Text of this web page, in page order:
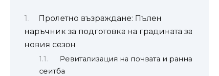
Пролетно възраждане: Пълен
наръчник за подготовка на градината за
новия сезон
Ревитализация на почвата и ранна
сеитба